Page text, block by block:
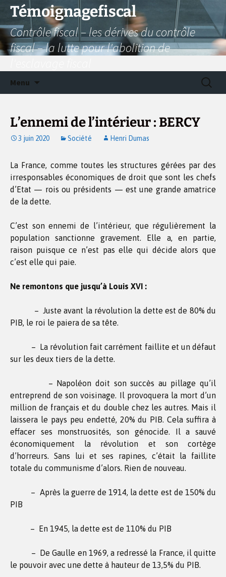
Aller
contenu
Témoignagefiscal
Contrôle fiscal – les dérives du contrôle
fiscal – la lutte pour l'abolition de
Menu
L’ennemi de l’intérieur : BERCY
3 juin 2020 Société Henri Dumas
La France, comme toutes les structures gérées par des
irresponsables économiques de droit que sont les chefs
d’Etat — rois ou présidents — est une grande amatrice
de la dette.
C’est son ennemi de l’intérieur, que régulièrement la
population sanctionne gravement. Elle a, en partie,
raison puisque ce n’est pas elle qui décide alors que
c’est elle qui paie.
Ne remontons que jusqu’à Louis XVI :
– Juste avant la révolution la dette est de 80% du
PIB, le roi le paiera de sa tête.
– La révolution fait carrément faillite et un défaut
sur les deux tiers de la dette.
– Napoléon doit son succès au pillage qu’il
entreprend de son voisinage. Il provoquera la mort d’un
million de français et du double chez les autres. Mais il
laissera le pays peu endetté, 20% du PIB. Cela suffira à
effacer ses monstruosités, son génocide. Il a sauvé
économiquement la révolution et son cortège
d’horreurs. Sans lui et ses rapines, c’était la faillite
totale du communisme d’alors. Rien de nouveau.
– Après la guerre de 1914, la dette est de 150% du
PIB
– En 1945, la dette est de 110% du PIB
– De Gaulle en 1969, a redressé la France, il quitte
le pouvoir avec une dette à hauteur de 13,5% du PIB.